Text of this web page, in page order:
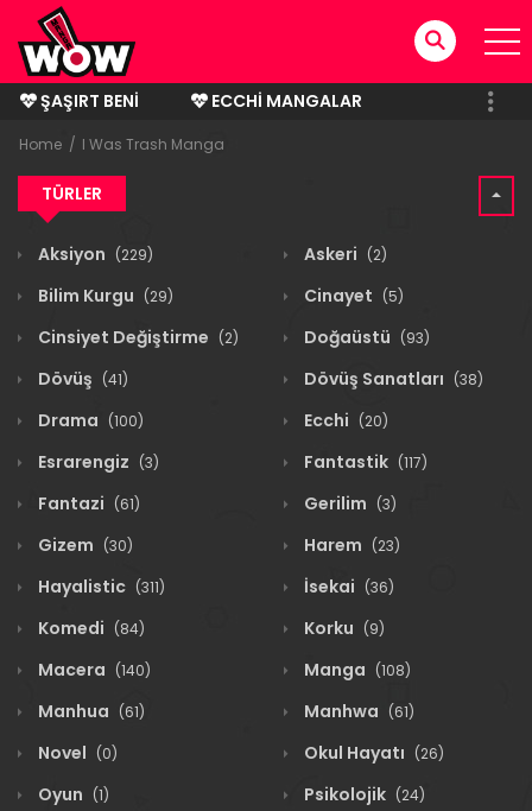
ŞAŞIRT BENI
ECCHI MANGALAR
BITMIŞ MANGALAR
Home I Was Trash Manga
TÜRLER
Aksiyon (229) Askeri (2)
Bilim Kurgu (29) Cinayet (5)
Cinsiyet Değiştirme (2) Doğaüstü (93)
Dövüş (41) Dövüş Sanatları (38)
Drama (100) Ecchi (20)
Esrarengiz (3) Fantastik (117)
Fantazi (61) Gerilim (3)
Gizem (30) Harem (23)
Hayalistic (311) İsekai (36)
Komedi (84) Korku (9)
Macera (140) Manga (108)
Manhua (61) Manhwa (61)
Novel (0) Okul Hayatı (26)
Oyun (1) Psikolojik (24)